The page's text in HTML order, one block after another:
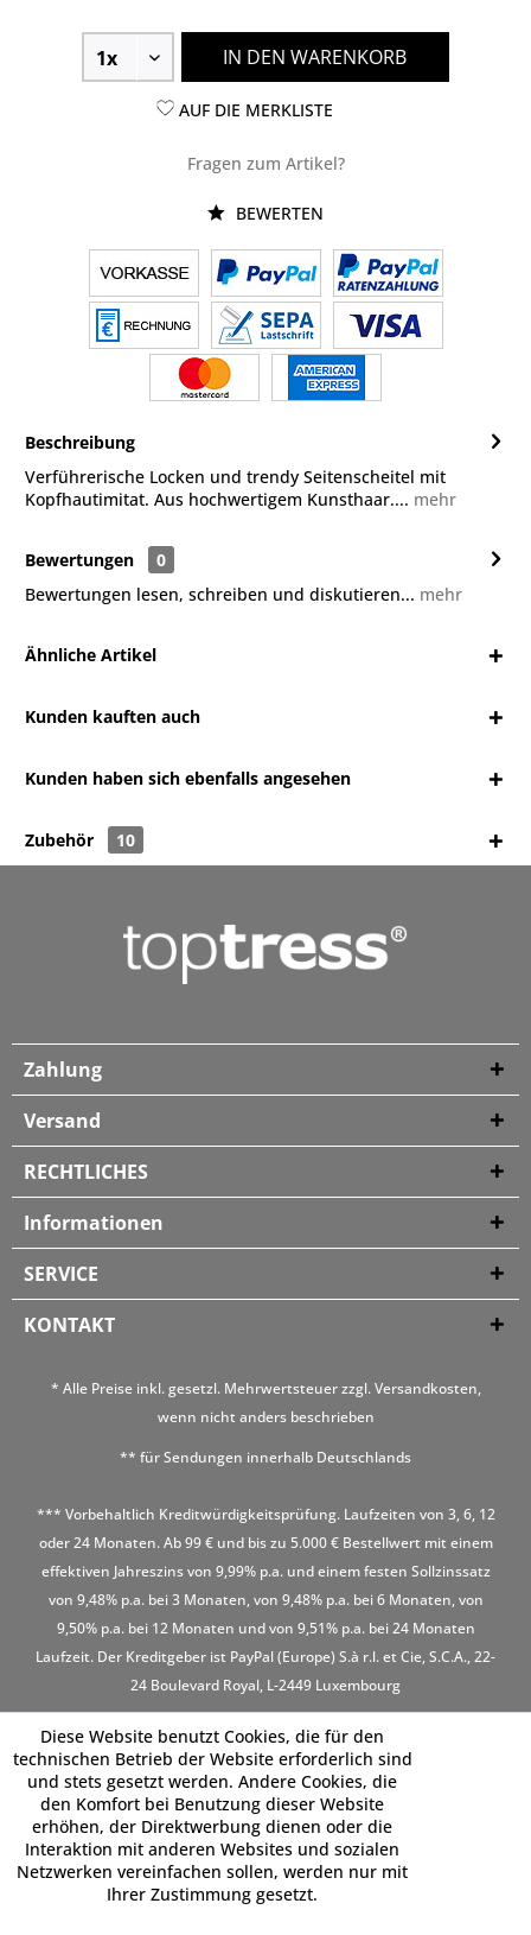
IN DEN WARENKORB
AUF DIE MERKLISTE
Fragen zum Artikel?
BEWERTEN
Beschreibung
Verführerische Locken und trendy Seitenscheitel mit
Kopfhautimitat. Aus hochwertigem Kunsthaar.... mehr
Bewertungen
0
Bewertungen lesen, schreiben und diskutieren... mehr
Ähnliche Artikel
Kunden kauften auch
Kunden haben sich ebenfalls angesehen
Zubehör 10
Zahlung
Versand
RECHTLICHES
Informationen
SERVICE
KONTAKT
* Alle Preise inkl. gesetzl. Mehrwertsteuer zzgl.Versandkosten,
wenn nicht anders beschrieben
** für Sendungen innerhalb Deutschlands
*** Vorbehaltlich Kreditwürdigkeitsprüfung. Laufzeiten von 3, 6, 12
oder 24 Monaten. Ab 99 € und bis zu 5.000 € Bestellwert mit einem
effektiven Jahreszins von 9,99% p.a. und einem festen Sollzinssatz
von 9,48% p.a. bei 3 Monaten, von 9,48% p.a. bei 6 Monaten, von
9,50% p.a. bei 12 Monaten und von 9,51% p.a. bei 24 Monaten
Laufzeit. Der Kreditgeber ist PayPal (Europe) S.à r.l. et Cie, S.C.A., 22-
24 Boulevard Royal, L-2449 Luxembourg
Diese Website benutzt Cookies, die für den
technischen Betrieb der Website erforderlich sind
und stets gesetzt werden. Andere Cookies, die
den Komfort bei Benutzung dieser Website
erhöhen, der Direktwerbung dienen oder die
Interaktion mit anderen Websites und sozialen
Netzwerken vereinfachen sollen, werden nur mit
Ihrer Zustimmung gesetzt.